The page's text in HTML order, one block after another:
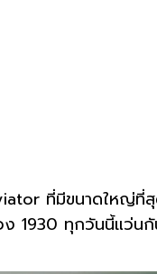
ที่มีขนาดใหญ่ที่
1930 ทุกวันนี้แว่น